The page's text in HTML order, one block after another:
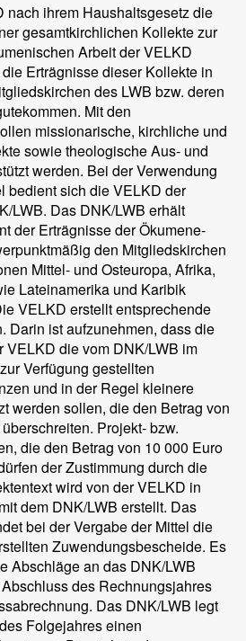
nach ihrem Haushaltsgesetz die
gesamtkirchlichen Kollekte zur
Arbeit der VELKD
Erträgnisse dieser Kollekte in
des LWB bzw. deren
Mit den
missionarische, kirchliche und
sowie theologische Aus- und
werden. Bei der Verwendung
bedient sich die VELKD der
LWB. Das DNK/LWB erhält
der Erträgnisse der Ökumene-
den Mitgliedskirchen
Mittel- und Osteuropa, Afrika,
Lateinamerika und Karibik
VELKD erstellt entsprechende
Darin ist aufzunehmen, dass die
VELKD die vom DNK/LWB im
Verfügung gestellten
und in der Regel kleinere
werden sollen, die den Betrag von
Projekt- bzw.
die den Betrag von 10 000 Euro
der Zustimmung durch die
wird von der VELKD in
dem DNK/LWB erstellt. Das
bei der Vergabe der Mittel die
Zuwendungsbescheide. Es
Abschläge an das DNK/LWB
des Rechnungsjahres
Das DNK/LWB legt
Folgejahres einen